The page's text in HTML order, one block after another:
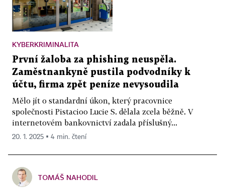
KYBERKRIMINALITA
První žaloba za phishing neuspěla.
Zaměstnankyně pustila podvodníky k
účtu, firma zpět peníze nevysoudila
Mělo jít o standardní úkon, který pracovnice
společnosti Pistacioo Lucie S. dělala zcela běžně. V
internetovém bankovnictví zadala příslušný...
20. 1. 2025 ▪ 4 min. čtení
TOMÁŠ NAHODIL